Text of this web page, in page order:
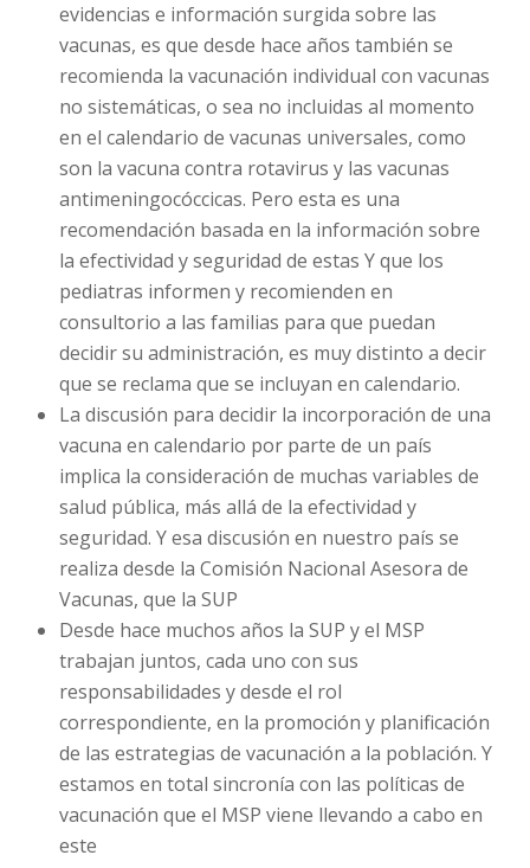
evidencias e información surgida sobre las
vacunas, es que desde hace años también se
recomienda la vacunación individual con vacunas
no sistemáticas, o sea no incluidas al momento
en el calendario de vacunas universales, como
son la vacuna contra rotavirus y las vacunas
antimeningocóccicas. Pero esta es una
recomendación basada en la información sobre
la efectividad y seguridad de estas Y que los
pediatras informen y recomienden en
consultorio a las familias para que puedan
decidir su administración, es muy distinto a decir
que se reclama que se incluyan en calendario.
La discusión para decidir la incorporación de una
vacuna en calendario por parte de un país
implica la consideración de muchas variables de
salud pública, más allá de la efectividad y
seguridad. Y esa discusión en nuestro país se
realiza desde la Comisión Nacional Asesora de
Vacunas, que la SUP
Desde hace muchos años la SUP y el MSP
trabajan juntos, cada uno con sus
responsabilidades y desde el rol
correspondiente, en la promoción y planificación
de las estrategias de vacunación a la población. Y
estamos en total sincronía con las políticas de
vacunación que el MSP viene llevando a cabo en
este